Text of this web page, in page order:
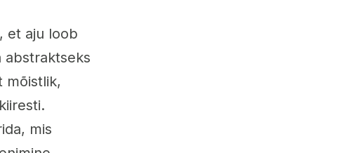
et aju loob
abstraktseks
mõistlik,
mis